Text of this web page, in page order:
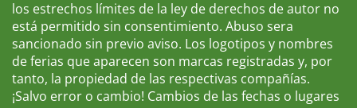
los estrechos límites de la ley de derechos de autor no
está permitido sin consentimiento. Abuso sera
sancionado sin previo aviso. Los logotipos y nombres
de ferias que aparecen son marcas registradas y, por
tanto, la propiedad de las respectivas compañías.
¡Salvo error o cambio! Cambios de las fechas o lugares